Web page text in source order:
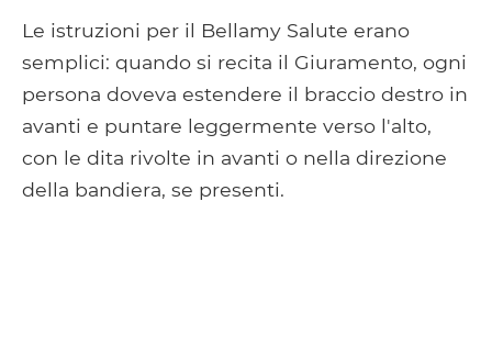
Le istruzioni per il Bellamy Salute erano
semplici: quando si recita il Giuramento, ogni
persona doveva estendere il braccio destro in
avanti e puntare leggermente verso l'alto,
con le dita rivolte in avanti o nella direzione
della bandiera, se presenti.